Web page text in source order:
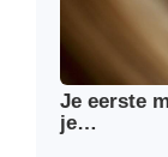
Je eerste
je…